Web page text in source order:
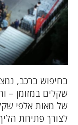
בחיפוש ברכב,
שקלים במזומן –
של מאות אלפי
לצורך פתיחת